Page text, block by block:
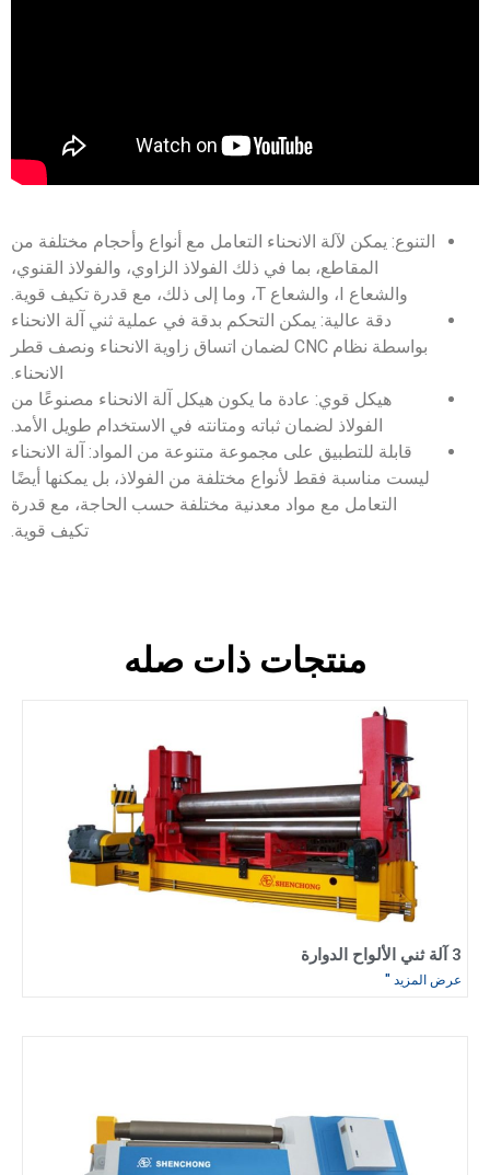
التنوع: يمكن لآلة الانحناء التعامل مع أنواع وأحجام مختلفة من
المقاطع، بما في ذلك الفولاذ الزاوي، والفولاذ القنوي،
والشعاع I، والشعاع T، وما إلى ذلك، مع قدرة تكيف قوية.
دقة عالية: يمكن التحكم بدقة في عملية ثني آلة الانحناء
بواسطة نظام CNC لضمان اتساق زاوية الانحناء ونصف قطر
الانحناء.
هيكل قوي: عادة ما يكون هيكل آلة الانحناء مصنوعًا من
الفولاذ لضمان ثباته ومتانته في الاستخدام طويل الأمد.
قابلة للتطبيق على مجموعة متنوعة من المواد: آلة الانحناء
ليست مناسبة فقط لأنواع مختلفة من الفولاذ، بل يمكنها أيضًا
التعامل مع مواد معدنية مختلفة حسب الحاجة، مع قدرة
تكيف قوية.
منتجات ذات صله
3 آلة ثني الألواح الدوارة
عرض المزيد "